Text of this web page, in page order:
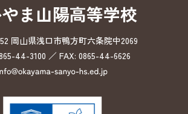
ま山陽高等学校
岡山県浅口市鴨方町六条院中2069
44-3100 ／ FAX: 0865-44-6626